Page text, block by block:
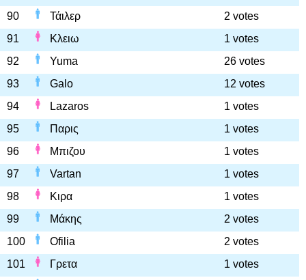
90
Τάιλερ
2 votes
91
Κλειω
1 votes
92
Yuma
26 votes
93
Galo
12 votes
94
Lazaros
1 votes
95
Παρις
1 votes
96
Μπιζου
1 votes
97
Vartan
1 votes
98
Κιρα
1 votes
99
Μάκης
2 votes
100
Ofilia
2 votes
101
Γρετα
1 votes